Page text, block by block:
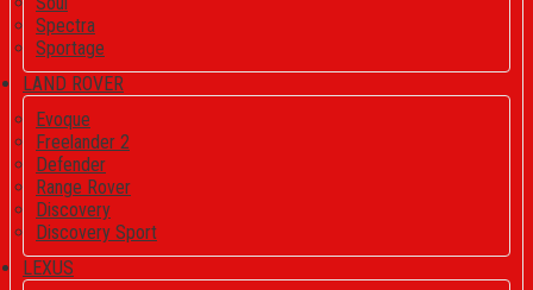
Spectra
Sportage
LAND ROVER
Evoque
Freelander 2
Defender
Range Rover
Discovery
Discovery Sport
LEXUS